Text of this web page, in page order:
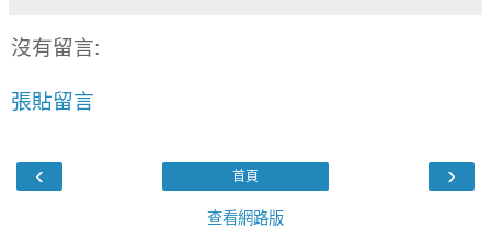
沒有留言:
張貼留言
‹ ›
首頁
查看網路版